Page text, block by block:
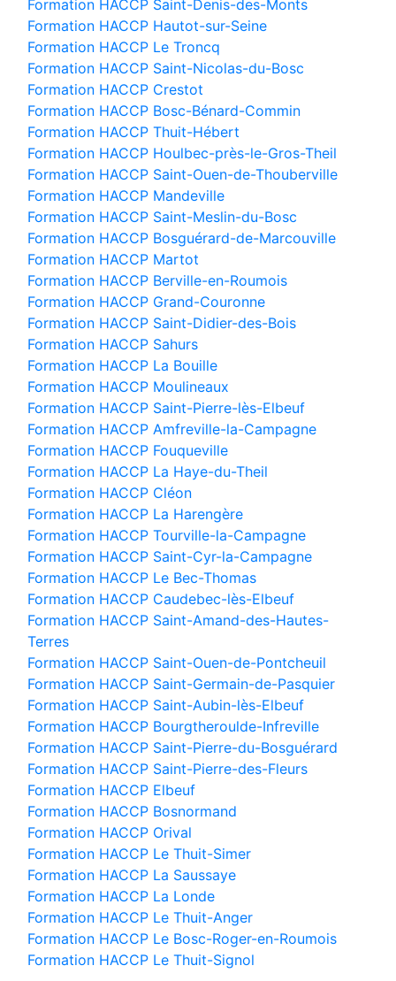
Formation HACCP Saint-Denis-des-Monts
Formation HACCP Hautot-sur-Seine
Formation HACCP Le Troncq
Formation HACCP Saint-Nicolas-du-Bosc
Formation HACCP Crestot
Formation HACCP Bosc-Bénard-Commin
Formation HACCP Thuit-Hébert
Formation HACCP Houlbec-près-le-Gros-Theil
Formation HACCP Saint-Ouen-de-Thouberville
Formation HACCP Mandeville
Formation HACCP Saint-Meslin-du-Bosc
Formation HACCP Bosguérard-de-Marcouville
Formation HACCP Martot
Formation HACCP Berville-en-Roumois
Formation HACCP Grand-Couronne
Formation HACCP Saint-Didier-des-Bois
Formation HACCP Sahurs
Formation HACCP La Bouille
Formation HACCP Moulineaux
Formation HACCP Saint-Pierre-lès-Elbeuf
Formation HACCP Amfreville-la-Campagne
Formation HACCP Fouqueville
Formation HACCP La Haye-du-Theil
Formation HACCP Cléon
Formation HACCP La Harengère
Formation HACCP Tourville-la-Campagne
Formation HACCP Saint-Cyr-la-Campagne
Formation HACCP Le Bec-Thomas
Formation HACCP Caudebec-lès-Elbeuf
Formation HACCP Saint-Amand-des-Hautes-
Terres
Formation HACCP Saint-Ouen-de-Pontcheuil
Formation HACCP Saint-Germain-de-Pasquier
Formation HACCP Saint-Aubin-lès-Elbeuf
Formation HACCP Bourgtheroulde-Infreville
Formation HACCP Saint-Pierre-du-Bosguérard
Formation HACCP Saint-Pierre-des-Fleurs
Formation HACCP Elbeuf
Formation HACCP Bosnormand
Formation HACCP Orival
Formation HACCP Le Thuit-Simer
Formation HACCP La Saussaye
Formation HACCP La Londe
Formation HACCP Le Thuit-Anger
Formation HACCP Le Bosc-Roger-en-Roumois
Formation HACCP Le Thuit-Signol